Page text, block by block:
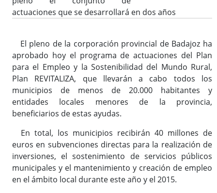
actuaciones que se desarrollará en dos años
El pleno de la corporación provincial de Badajoz ha
aprobado hoy el programa de actuaciones del Plan
para el Empleo y la Sostenibilidad del Mundo Rural,
Plan REVITALIZA, que llevarán a cabo todos los
municipios de menos de 20.000 habitantes y
entidades locales menores de la provincia,
beneficiarios de estas ayudas.
En total, los municipios recibirán 40 millones de
euros en subvenciones directas para la realización de
inversiones, el sostenimiento de servicios públicos
municipales y el mantenimiento y creación de empleo
en el ámbito local durante este año y el 2015.